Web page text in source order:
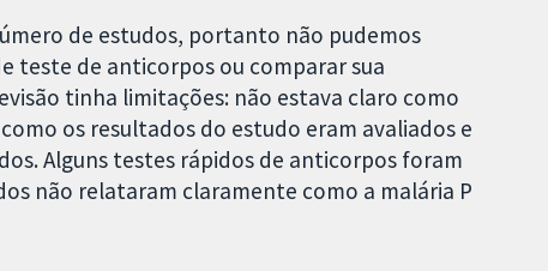
de estudos, portanto não pudemos
teste de anticorpos ou comparar sua
tinha limitações: não estava claro como
os resultados do estudo eram avaliados e
Alguns testes rápidos de anticorpos foram
não relataram claramente como a malária P